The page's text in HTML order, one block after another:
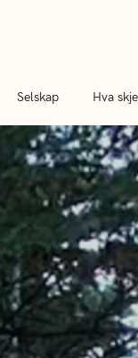
Selskap Hva